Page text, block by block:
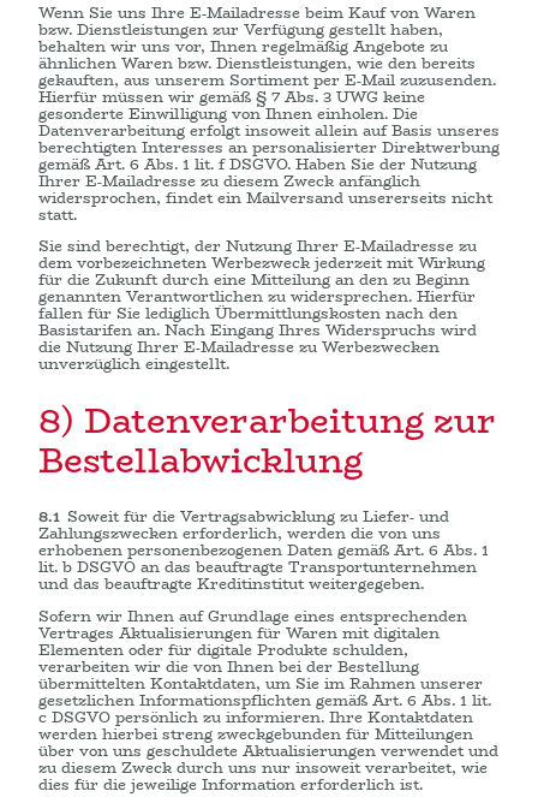
Wenn Sie uns Ihre E-Mailadresse beim Kauf von Waren
bzw. Dienstleistungen zur Verfügung gestellt haben,
behalten wir uns vor, Ihnen regelmäßig Angebote zu
ähnlichen Waren bzw. Dienstleistungen, wie den bereits
gekauften, aus unserem Sortiment per E-Mail zuzusenden.
Hierfür müssen wir gemäß § 7 Abs. 3 UWG keine
gesonderte Einwilligung von Ihnen einholen. Die
Datenverarbeitung erfolgt insoweit allein auf Basis unseres
berechtigten Interesses an personalisierter Direktwerbung
gemäß Art. 6 Abs. 1 lit. f DSGVO. Haben Sie der Nutzung
Ihrer E-Mailadresse zu diesem Zweck anfänglich
widersprochen, findet ein Mailversand unsererseits nicht
statt.
Sie sind berechtigt, der Nutzung Ihrer E-Mailadresse zu
dem vorbezeichneten Werbezweck jederzeit mit Wirkung
für die Zukunft durch eine Mitteilung an den zu Beginn
genannten Verantwortlichen zu widersprechen. Hierfür
fallen für Sie lediglich Übermittlungskosten nach den
Basistarifen an. Nach Eingang Ihres Widerspruchs wird
die Nutzung Ihrer E-Mailadresse zu Werbezwecken
unverzüglich eingestellt.
8) Datenverarbeitung zur
Bestellabwicklung
8.1 Soweit für die Vertragsabwicklung zu Liefer- und
Zahlungszwecken erforderlich, werden die von uns
erhobenen personenbezogenen Daten gemäß Art. 6 Abs. 1
lit. b DSGVO an das beauftragte Transportunternehmen
und das beauftragte Kreditinstitut weitergegeben.
Sofern wir Ihnen auf Grundlage eines entsprechenden
Vertrages Aktualisierungen für Waren mit digitalen
Elementen oder für digitale Produkte schulden,
verarbeiten wir die von Ihnen bei der Bestellung
übermittelten Kontaktdaten, um Sie im Rahmen unserer
gesetzlichen Informationspflichten gemäß Art. 6 Abs. 1 lit.
c DSGVO persönlich zu informieren. Ihre Kontaktdaten
werden hierbei streng zweckgebunden für Mitteilungen
über von uns geschuldete Aktualisierungen verwendet und
zu diesem Zweck durch uns nur insoweit verarbeitet, wie
dies für die jeweilige Information erforderlich ist.